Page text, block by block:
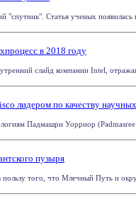
Статья ученых появилась
в 2018 году
слайд компании Intel,
лидером по качеству научных
Падмашри Уорриор
пузыря
того, что Млечный Путь и